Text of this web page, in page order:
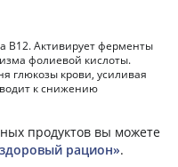
В12. Активирует ферменты
фолиевой кислоты.
глюкозы крови, усиливая
к снижению
продуктов вы можете
рацион».